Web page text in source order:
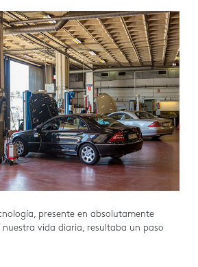
presente en absolutamente
vida diaria, resultaba un paso